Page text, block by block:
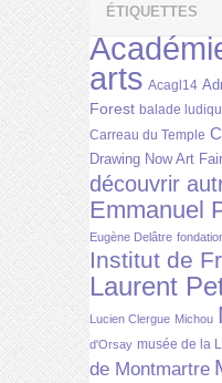
ÉTIQUETTES
arts Acagl14
Forest balade
Carreau du Temple
Drawing Now Art Fair
découvrir
Emmanuel
Eugène Delâtre
Institut de
Laurent
Lucien Clergue Michou
d'Orsay musée de la
de Montmartre